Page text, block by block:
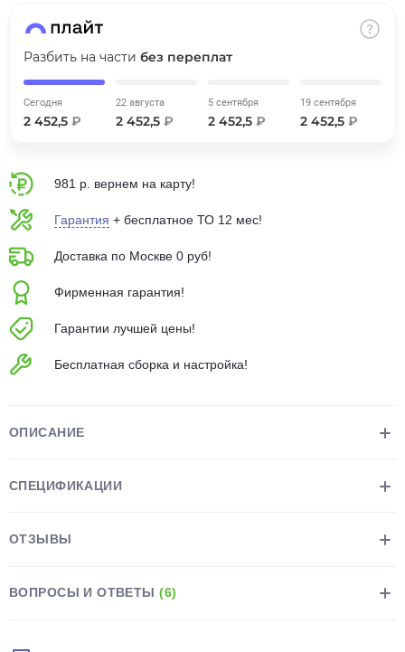
Разбить на части без переплат
Сегодня
2 452,5 ₽
22 августа
2 452,5 ₽
5 сентября
2 452,5 ₽
19 сентября
2 452,5 ₽
981 р. вернем на карту!
Гарантия + бесплатное ТО 12 мес!
Доставка по Москве 0 руб!
Фирменная гарантия!
Гарантии лучшей цены!
Бесплатная сборка и настройка!
ОПИСАНИЕ
СПЕЦИФИКАЦИИ
ОТЗЫВЫ
ВОПРОСЫ И ОТВЕТЫ(6)
об оплате Плайтом
25
недели
Остались вопросы?
8 800 302-02-51